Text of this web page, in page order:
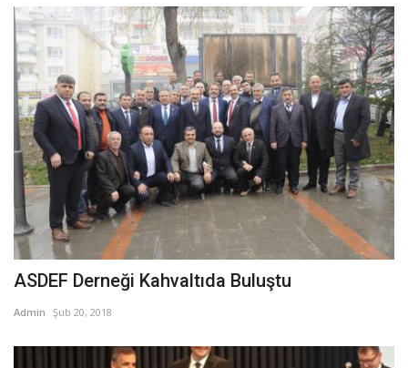
ASDEF Derneği Kahvaltıda Buluştu
Admin Şub 20, 2018